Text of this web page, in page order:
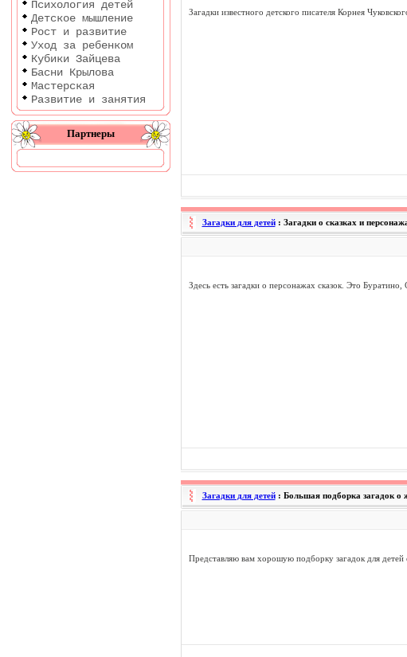
Психология детей
Детское мышление
Рост и развитие
Уход за ребенком
Кубики Зайцева
Басни Крылова
Мастерская
Развитие и занятия
Партнеры
Загадки известного детского писателя Корнея
Загадки для детей : Загадки о сказках и
Здесь есть загадки о персонажах сказок. Это
Загадки для детей : Большая подборка загадок о
Представляю вам хорошую подборку загадок для